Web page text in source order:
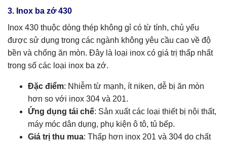
3. Inox ba zớ 430
Inox 430 thuộc dòng thép không gỉ có từ tính, chủ yếu
được sử dụng trong các ngành không yêu cầu cao về độ
bền và chống ăn mòn. Đây là loại inox có giá trị thấp nhất
trong số các loại inox ba zớ.
Đặc điểm: Nhiễm từ mạnh, ít niken, dễ bị ăn mòn
hơn so với inox 304 và 201.
Ứng dụng tái chế: Sản xuất các loại thiết bị nội thất,
máy móc dân dụng, phụ kiện ô tô, tủ bếp.
Giá trị thu mua: Thấp hơn inox 201 và 304 do chất